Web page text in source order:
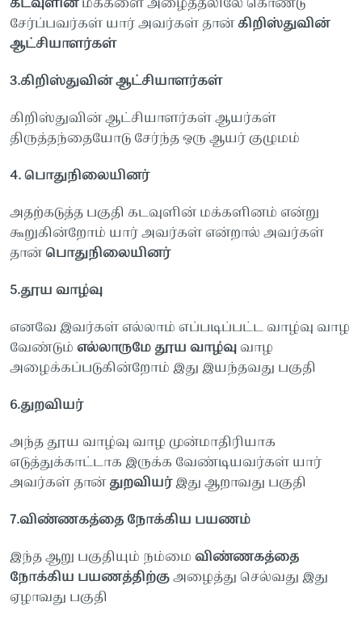
சேர்ப்பவர்கள் யார்அவர்கள்தான்கிறிஸ்துவின்
ஆட்சியாளர்கள்
3.கிறிஸ்துவின்ஆட்சியாளர்கள்
கிறிஸ்துவின்ஆட்சியாளர்கள்ஆயர்கள்
திருத்தந்தையோடு சேர்ந்தஒருஆயர்குழுமம்
4. பொதுநிலையினர்
அதற்கடுத்த பகுதி கடவுளின் மக்களினம்என்று
கூறுகின்றோம் யார்அவர்கள்என்றால்அவர்கள்
தான் பொதுநிலையினர்
5.தூயவாழ்வு
எனவேஇவர்கள்எல்லாம்எப்படிப்பட்டவாழ்வுவாழ
வேண்டும்எல்லாருமே தூயவாழ்வுவாழ
அழைக்கப்படுகின்றோம்இதுஇயந்தவது பகுதி
6.துறவியர்
அந்த தூய வாழ்வுவாழமுன்மாதிரியாக
எடுத்துக்காட்டாகஇருக்க வேண்டியவர்கள் யார்
அவர்கள்தான் துறவியர்இதுஆறாவது பகுதி
7.விண்ணகத்தை நோக்கிய பயணம்
இந்தஆறு பகுதியும் நம்மைவிண்ணகத்தை
நோக்கிய பயணத்திற்குஅழைத்து செல்வதுஇது
ஏழாவது பகுதி